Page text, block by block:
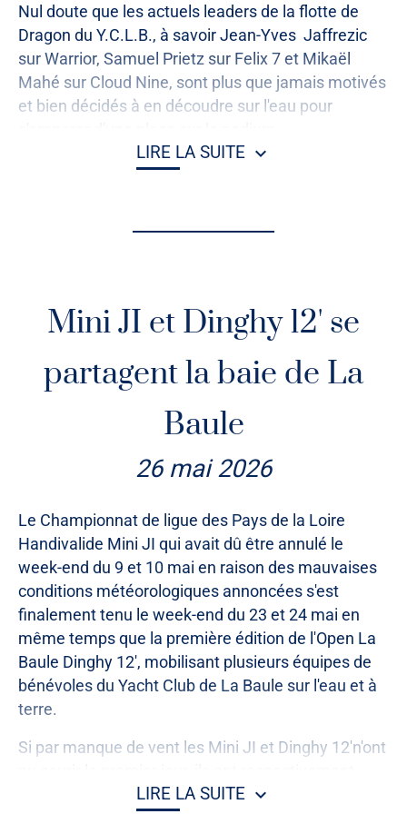
Nul doute que les actuels leaders de la flotte de
Dragon du Y.C.L.B., à savoir Jean-Yves Jaffrezic
sur Warrior, Samuel Prietz sur Felix 7 et Mikaël
Mahé sur Cloud Nine, sont plus que jamais motivés
et bien décidés à en découdre sur l'eau pour
Du 8 au 12 juin le Derby Dragon International va
Résultats complets des 5 premiers Tro phées QSP :
yclb.net/nos_evenements
LIRE LA SUITE
Mini JI et Dinghy 12' se
partagent la baie de La
Baule
26 mai 2026
Le Championnat de ligue des Pays de la Loire
Handivalide Mini JI qui avait dû être annulé le
week-end du 9 et 10 mai en raison des mauvaises
conditions météorologiques annoncées s'est
finalement tenu le week-end du 23 et 24 mai en
même temps que la première édition de l'Open La
Baule Dinghy 12', mobilisant plusieurs équipes de
bénévoles du Yacht Club de La Baule sur l'eau et à
terre.
Si par manque de vent les Mini JI et Dinghy 12'n'ont
disputer 4 courses le dimanche, permettant au
LIRE LA SUITE